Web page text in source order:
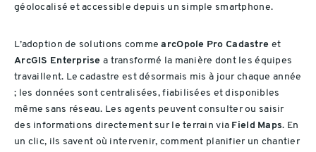
géolocalisé et accessible depuis un simple smartphone.
L’adoption de solutions commearcOpole Pro Cadastre et
ArcGIS Enterprisea transformé la manière dont les équipes
travaillent. Le cadastre est désormais mis à jour chaque année
; les données sont centralisées, fiabilisées et disponibles
même sans réseau. Les agents peuvent consulter ou saisir
des informations directement sur le terrain via Field Maps. En
un clic, ils savent où intervenir, comment planifier un chantier